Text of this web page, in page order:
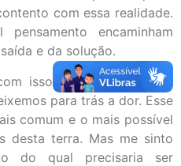
com essa realidade.
encaminham
e da solução.
isso? A história seguiu,
para trás a dor. Esse
comum e o mais possível
desta terra. Mas me sinto
do qual precisaria ser